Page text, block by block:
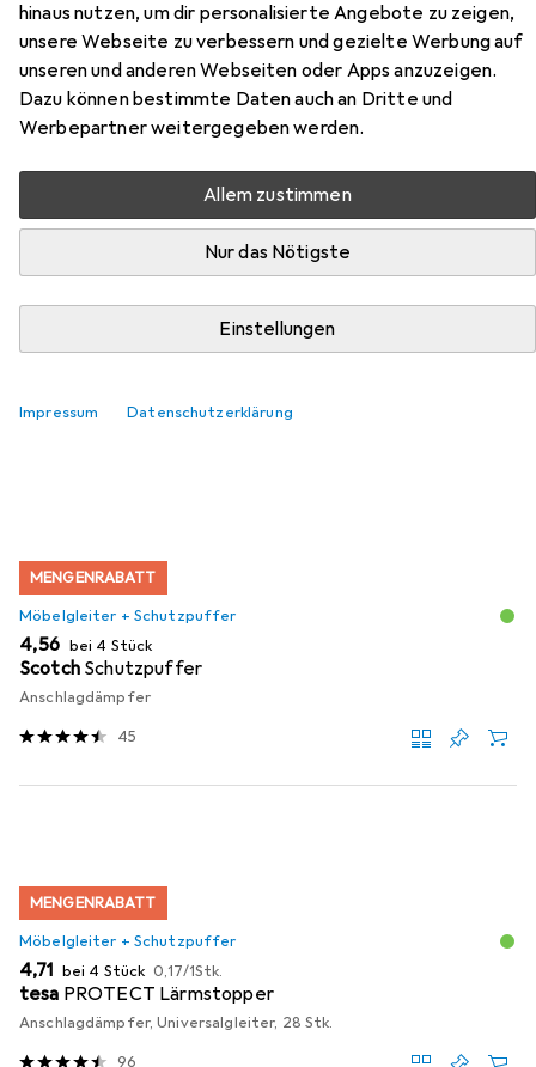
hinaus nutzen, um dir personalisierte Angebote zu zeigen,
unsere Webseite zu verbessern und gezielte Werbung auf
unseren und anderen Webseiten oder Apps anzuzeigen.
Dazu können bestimmte Daten auch an Dritte und
Werbepartner weitergegeben werden.
Allem zustimmen
Nur das Nötigste
Einstellungen
Impressum Datenschutzerklärung
Hier findest du passendes Zubehör zum Produkt Heusser
Dorne aus der Kategorie Möbelgleiter + Schutzpuffer.
Relevanz
1Stk.
PROTECT Türschutzpuffer
96
MENGENRABATT
Möbelgleiter + Schutzpuffer
EUR
4,56 bei 4 Stück
Scotch Schutzpuffer
Anschlagdämpfer
45
MENGENRABATT
Möbelgleiter + Schutzpuffer
EUR
4,71 bei 4 Stück EUR
0,17/1Stk.
tesa PROTECT Lärmstopper
Anschlagdämpfer, Universalgleiter, 28 Stk.
96